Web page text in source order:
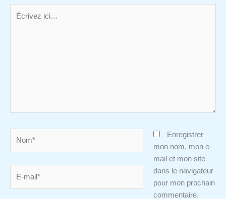
Enregistrer
mon nom, mon e-
mail et mon site
dans le navigateur
pour mon prochain
commentaire.